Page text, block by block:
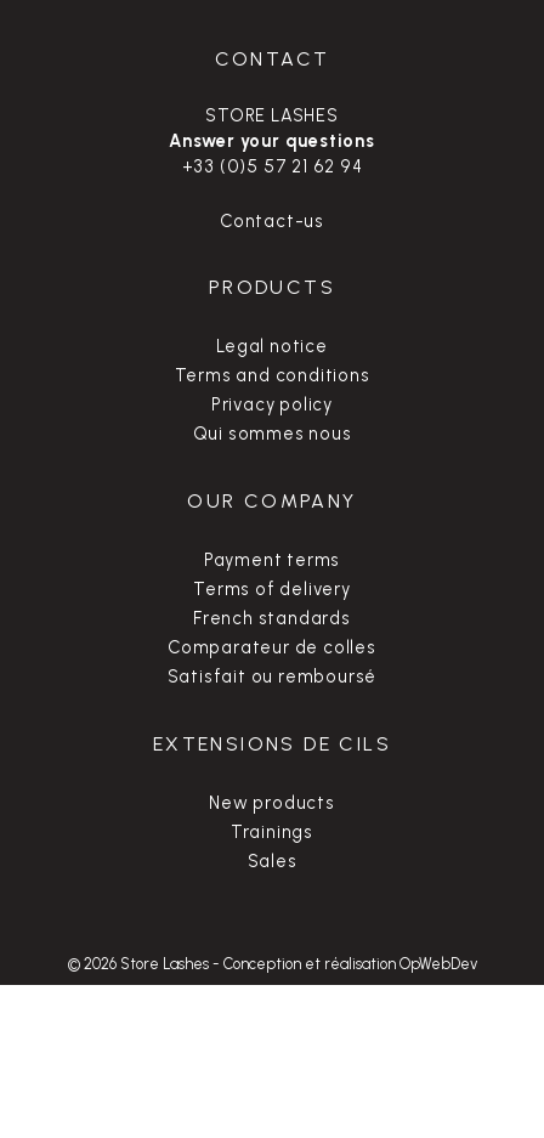
CONTACT
STORE LASHES
Answer your questions
+33 (0)5 57 21 62 94
Contact-us
PRODUCTS
Legal notice
Terms and conditions
Privacy policy
Qui sommes nous
OUR COMPANY
Payment terms
Terms of delivery
French standards
Comparateur de colles
Satisfait ou remboursé
EXTENSIONS DE CILS
New products
Trainings
Sales
© 2026 Store Lashes - Conception et réalisation OpWebDev